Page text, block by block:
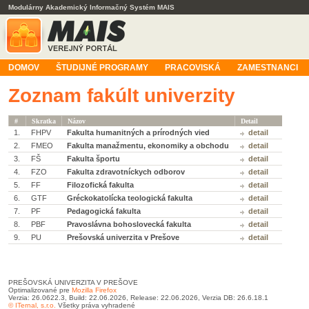
Modulárny Akademický Informačný Systém MAIS
DOMOV ŠTUDIJNÉ PROGRAMY PRACOVISKÁ ZAMESTNANCI
Zoznam fakúlt univerzity
# Skratka Názov Detail
1. FHPV Fakulta humanitných a prírodných vied
detail
2.
FMEO Fakulta manažmentu, ekonomiky a obchodu
detail
3.
FŠ Fakulta športu
detail
4.
FZO Fakulta zdravotníckych odborov
detail
5.
FF Filozofická fakulta
detail
6.
GTF Gréckokatolícka teologická fakulta
detail
7.
PF Pedagogická fakulta
detail
8.
PBF Pravoslávna bohoslovecká fakulta
detail
9.
PU Prešovská univerzita v Prešove detail
PREŠOVSKÁ UNIVERZITA V PREŠOVE
Optimalizované pre Mozilla Firefox
Verzia: 26.0622.3, Build: 22.06.2026, Release: 22.06.2026, Verzia DB: 26.6.18.1
© ITernal, s.r.o. Všetky práva vyhradené